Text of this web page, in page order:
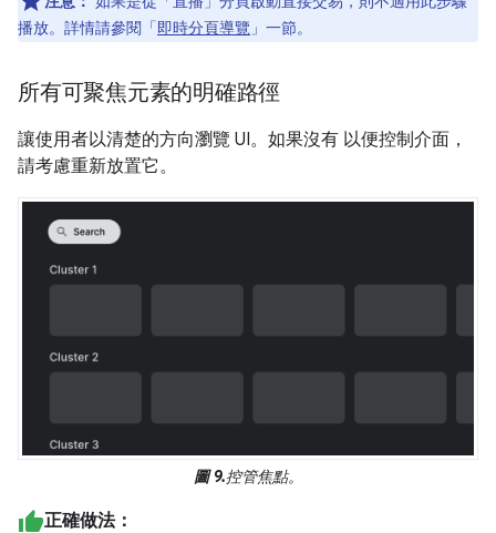
播放。詳情請參閱「即時分頁導覽 」一節。
所有可聚焦元素的明確路徑
讓使用者以清楚的方向瀏覽 UI。如果沒有 以便控制介面，
請考慮重新放置它。
圖 9.控管焦點。
正確做法：